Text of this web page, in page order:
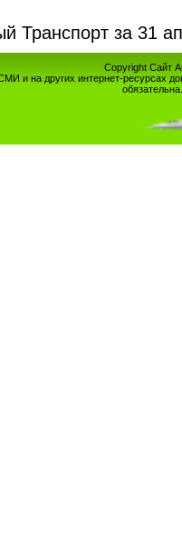
Транспорт за 31
Copyright Сайт
и на других интернет-ресурсах
обязательна.